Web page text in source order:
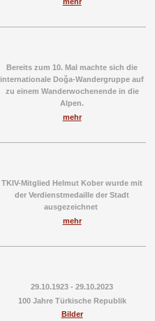
Bereits zum 10. Mal machte sich die
internationale Doğa-Wandergruppe auf
zu einem Wanderwochenende in die
Alpen.
mehr
TKIV-Mitglied Helmut Kober wurde mit
der Verdienstmedaille der Stadt
ausgezeichnet
mehr
29.10.1923 - 29.10.2023
100 Jahre Türkische Republik
Bilder